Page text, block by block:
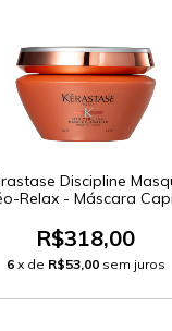
Discipline
Relax - Máscara
R$318,00
6 x de R$53,00 sem juros